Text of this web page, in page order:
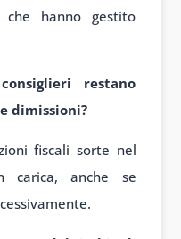
hanno gestito
restano
dimissioni?
fiscali sorte nel
carica, anche se